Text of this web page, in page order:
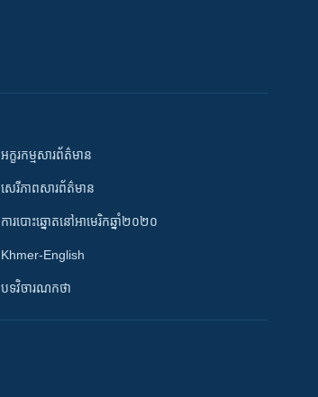
អក្ខរកម្មសារព័ត៌មាន
សេរីភាពសារព័ត៌មាន
ការបោះឆ្នោតនៅអាមេរិកឆ្នាំ២០២០
Khmer-English
បទវិចារណកថា